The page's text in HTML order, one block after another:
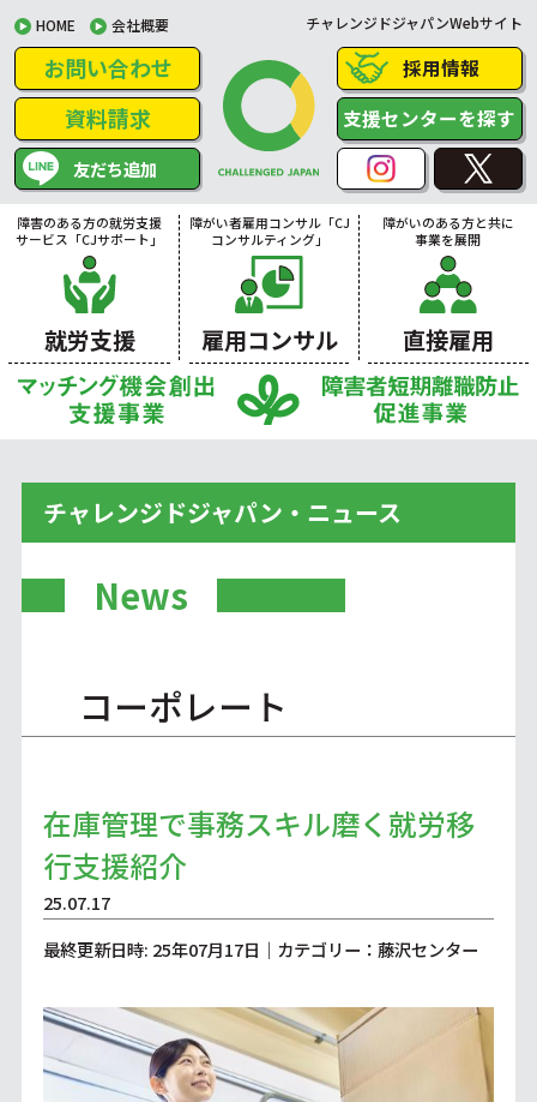
HOME 会社概要 チャレンジドジャパンWebサイト
お問い合わせ
資料請求
友だち追加
採用情報
支援センターを探す
障害のある方の就労支援
サービス「CJサポート」
就労支援
障がい者雇用コンサル「CJ
コンサルティング」
雇用コンサル
障がいのある方と共に
事業を展開
直接雇用
チャレンジドジャパン・ニュース
News
コーポレート
在庫管理で事務スキル磨く就労移
行支援紹介
25.07.17
最終更新日時: 25年07月17日｜カテゴリー：藤沢センター